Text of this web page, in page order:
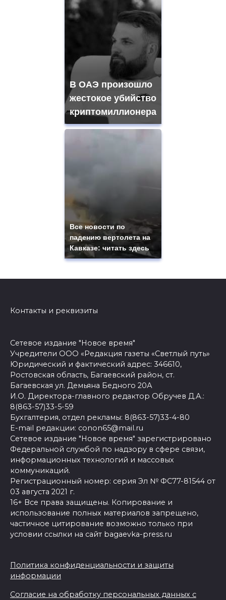
В ОАЭ произошло
жестокое убийство
криптомиллионера
Все новости по
падению вертолета на
Кавказе: читать здесь
Контакты и реквизиты
Сетевое издание "Новое время"
Учредители ООО «Редакция газеты «Светлый путь»
Юридический и фактический адрес: 346610,
Ростовская область, Багаевский район, ст.
Багаевская ул. Демьяна Бедного 20А
И.О. Директора-главного редактор Обручев Д.А.:
8(863-57)33-5-59
Бухгалтерия, отдел рекламы: 8(863-57)33-4-80
E-mail редакции: conon65@mail.ru
Сетевое издание "Новое время" зарегистрировано
Федеральной службой по надзору в сфере связи,
информационных технологий и массовых
коммуникаций.
Регистрационный номер: серия Эл № ФС77-81544 от
03 августа 2021 г.
16+ Все права защищены. Копирование и
использование полных материалов запрещено,
частичное цитирование возможно только при
условии ссылки на сайт bagaevka-press.ru
Политика конфиденциальности и защиты
информации
Согласие на обработку персональных данных с